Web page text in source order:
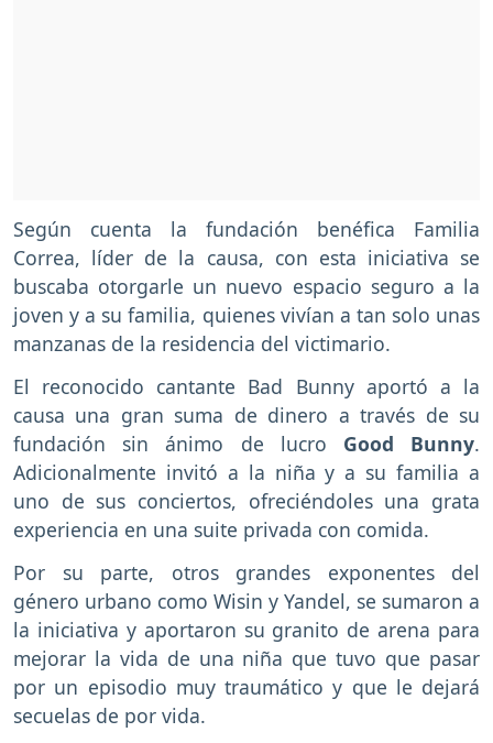
Según cuenta la fundación benéfica Familia
Correa, líder de la causa, con esta iniciativa se
buscaba otorgarle un nuevo espacio seguro a la
joven y a su familia, quienes vivían a tan solo unas
manzanas de la residencia del victimario.
El reconocido cantante Bad Bunny aportó a la
causa una gran suma de dinero a través de su
fundación sin ánimo de lucro Good Bunny.
Adicionalmente invitó a la niña y a su familia a
uno de sus conciertos, ofreciéndoles una grata
experiencia en una suite privada con comida.
Por su parte, otros grandes exponentes del
género urbano como Wisin y Yandel, se sumaron a
la iniciativa y aportaron su granito de arena para
mejorar la vida de una niña que tuvo que pasar
por un episodio muy traumático y que le dejará
secuelas de por vida.